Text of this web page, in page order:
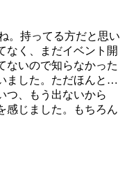
。持ってる方だと思い
なく、まだイベント開
ないので知らなかった
ました。ただほんと…
つ、もう出ないから
感じました。もちろん